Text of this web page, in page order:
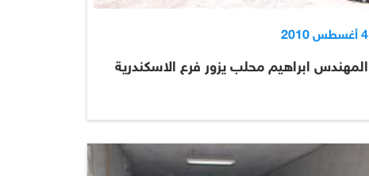
4 أغسطس 2010
المهندس ابراهيم محلب يزور فرع الاسكندرية